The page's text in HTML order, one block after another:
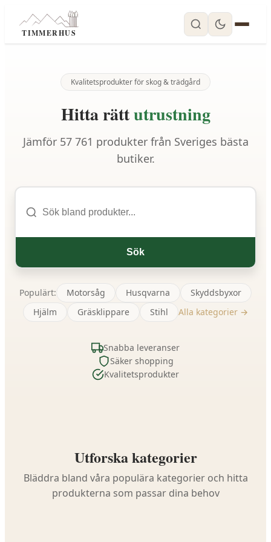
TIMMERHUS
Kvalitetsprodukter för skog & trädgård
Hitta rättutrustning
Jämför 57 761 produkter från Sveriges bästa
butiker.
Sök
Populärt: Motorsåg Husqvarna
Skyddsbyxor
Hjälm
Gräsklippare Stihl Alla kategorier →
Snabba leveranser
Säker shopping
Kvalitetsprodukter
Utforska kategorier
Bläddra bland våra populära kategorier och hitta
produkterna som passar dina behov